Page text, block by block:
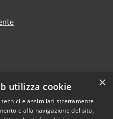
×
utilizza cookie
e assimilati strettamente
e alla navigazione del sito,